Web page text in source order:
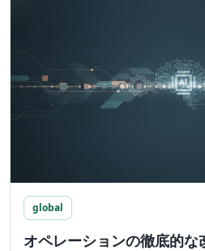
global
オペレーションの徹底的